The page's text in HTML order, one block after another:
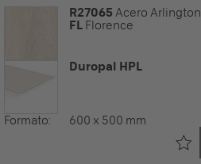
R27065 Acero Arlington
FL Florence
Duropal HPL
Formato: 600 x 500 mm